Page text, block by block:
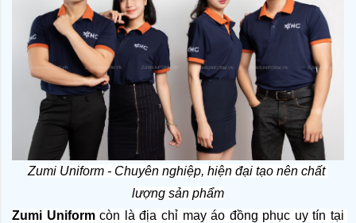
Zumi Uniform - Chuyên nghiệp, hiện đại tạo nên chất
lượng sản phẩm
Zumi Uniform còn là địa chỉ may áo đồng phục uy tín tại